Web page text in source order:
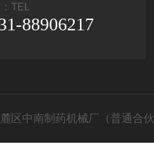
TEL
88906217
区中南制药机械厂（普通